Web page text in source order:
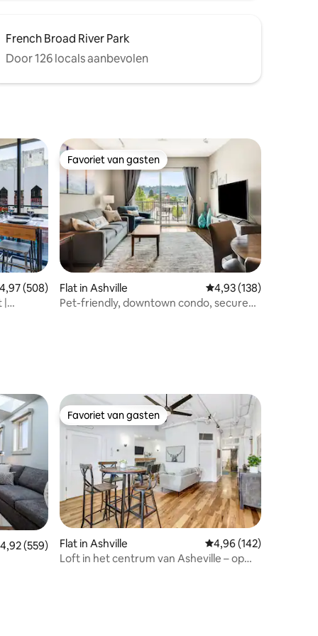
French Broad River Park
Door 126 locals aanbevolen
beoordeling van 4,97 op 5, 508 recensies
4,97 (508)
|
Favoriet van gasten
Favoriet van gasten
Flat in Ashville Gemiddelde
4,93 (138)
Pet-friendly, downtown condo, secure
beoordeling van 4,92 op 5, 559 recensies
4,92 (559)
Favoriet van gasten
Favoriet van gasten
Flat in Ashville Gemiddelde
4,96 (142)
Loft in het centrum van Asheville – op